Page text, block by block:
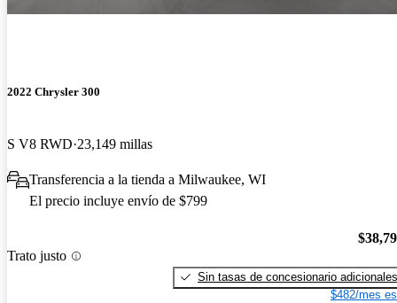
2022 Chrysler 300
S V8 RWD 23,149 millas
Transferencia a la tienda a Milwaukee, WI
El precio incluye envío de $799
Trato justo
Sin tasas de concesionario adicionales
$482/mes